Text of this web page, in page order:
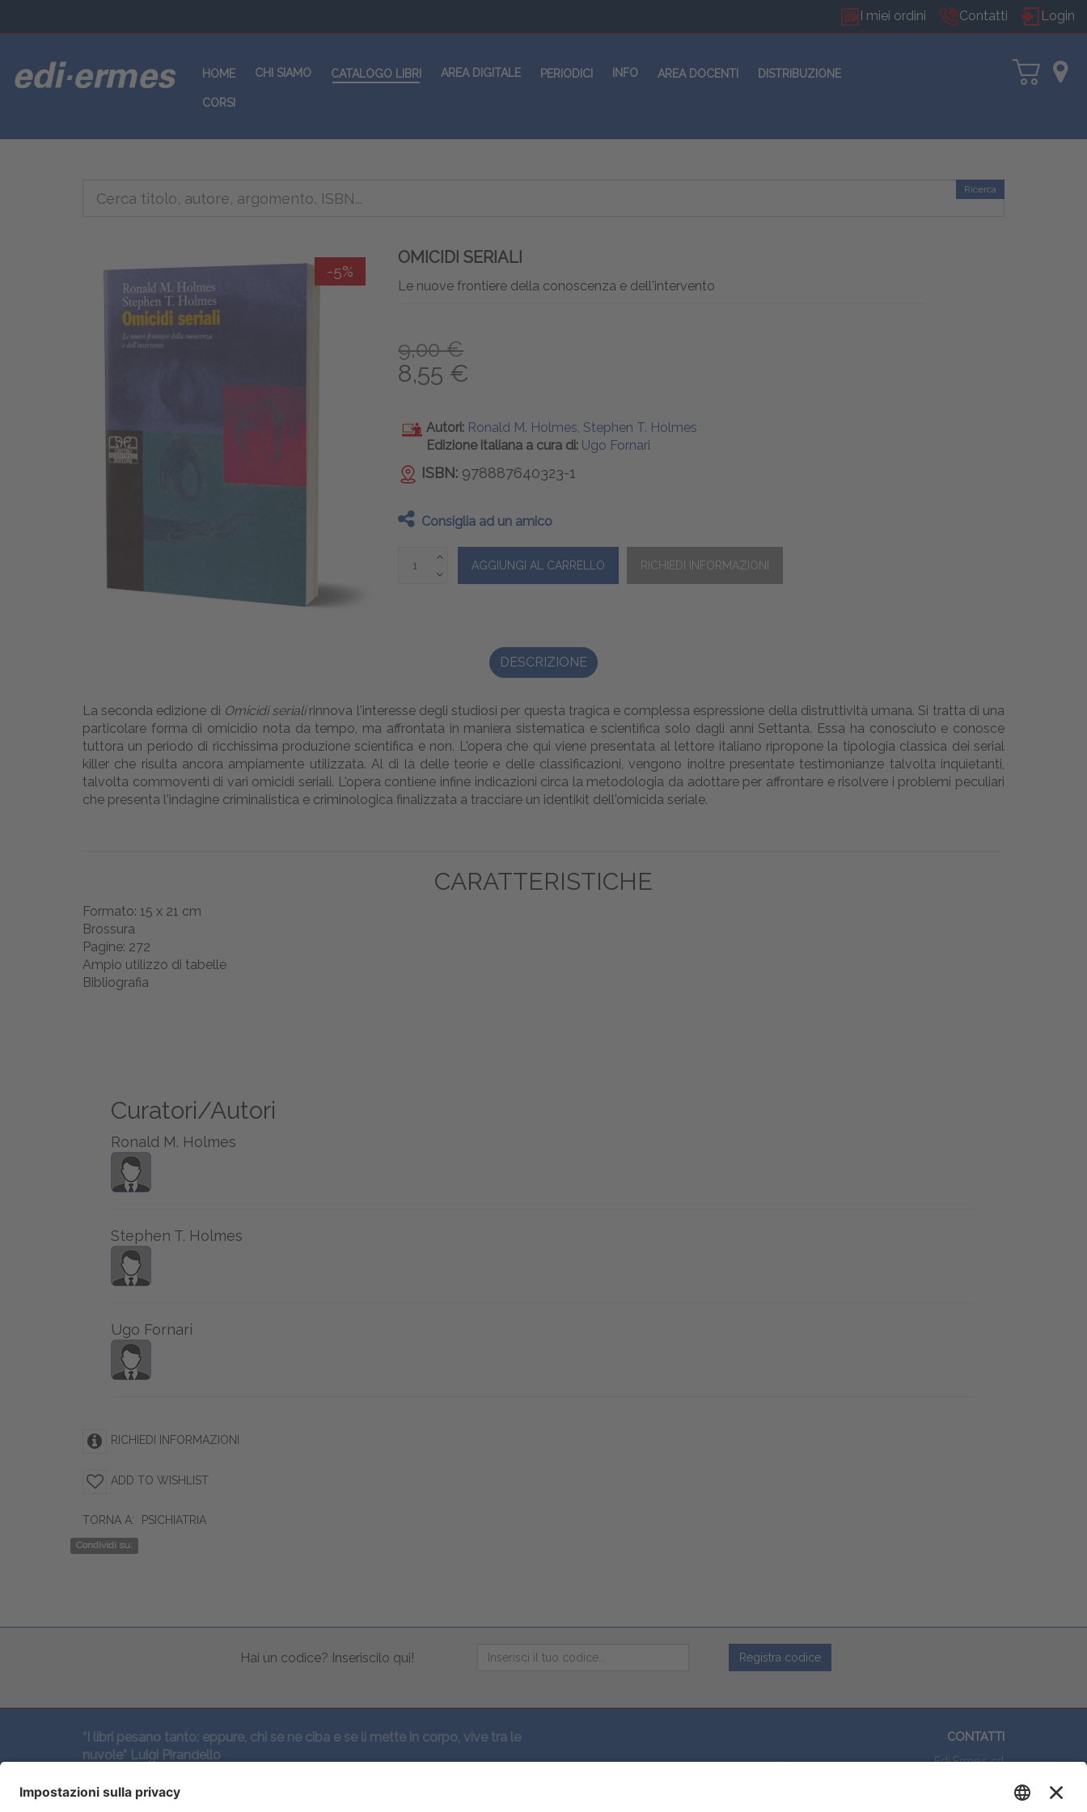
I miei ordini Contatti Login
HOME CHI SIAMO CATALOGO LIBRI AREA DIGITALE PERIODICI INFO AREA DOCENTI DISTRIBUZIONE
CORSI
Ricerca
-5%
OMICIDI SERIALI
Le nuove frontiere della conoscenza e dell'intervento
9,00 €
8,55 €
Autori: Ronald M. Holmes, Stephen T. Holmes
Edizione italiana a cura di: Ugo Fornari
ISBN: 978887640323-1
Consiglia ad un amico
DESCRIZIONE
La seconda edizione di Omicidi serialirinnova l'interesse degli studiosi per questa tragica e complessa espressione della distruttività umana. Si tratta di una
particolare forma di omicidio nota da tempo, ma affrontata in maniera sistematica e scientifica solo dagli anni Settanta. Essa ha conosciuto e conosce
tuttora un periodo di ricchissima produzione scientifica e non. L'opera che qui viene presentata al lettore italiano ripropone la tipologia classica dei serial
killer che risulta ancora ampiamente utilizzata. Al di là delle teorie e delle classificazioni, vengono inoltre presentate testimonianze talvolta inquietanti,
talvolta commoventi di vari omicidi seriali. L'opera contiene infine indicazioni circa la metodologia da adottare per affrontare e risolvere i problemi peculiari
che presenta l'indagine criminalistica e criminologica finalizzata a tracciare un identikit dell'omicida seriale.
CARATTERISTICHE
Formato: 15 x 21 cm
Brossura
Pagine: 272
Ampio utilizzo di tabelle
Bibliografia
Curatori/Autori
Ronald M. Holmes
Stephen T. Holmes
Ugo Fornari
RICHIEDI INFORMAZIONI
ADD TO WISHLIST
TORNA A: PSICHIATRIA
Condividi su:
Hai un codice? Inseriscilo qui! Registra codice
“I libri pesano tanto: eppure, chi se ne ciba e se li mette in corpo, vive tra le
nuvole” Luigi Pirandello
SEGUICI QUI:
CONTATTI
Edi.Ermes srl
Questo sito utilizza i cookies per